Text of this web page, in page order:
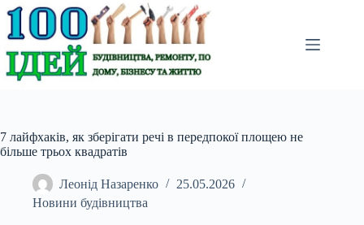
Перейти
до
вмісту
7 лайфхаків, як зберігати речі в передпокої площею не
більше трьох квадратів
Леонід Назаренко
25.05.2026
Новини будівництва